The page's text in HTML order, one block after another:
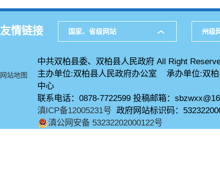
友情链接 国家、省级网站 州级
网站地图
中共双柏县委、双柏县人民政府 All Right
主办单位:双柏县人民政府办公室 承办单位:双
中心
联系电话：0878-7722599 投稿邮箱：
滇ICP备12005231号 政府网站标识码：
滇公网安备 53232202000122号